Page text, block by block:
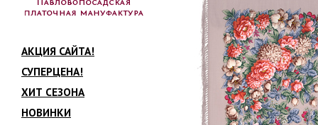
АКЦИЯ САЙТА!
СУПЕРЦЕНА!
ХИТ СЕЗОНА
НОВИНКИ